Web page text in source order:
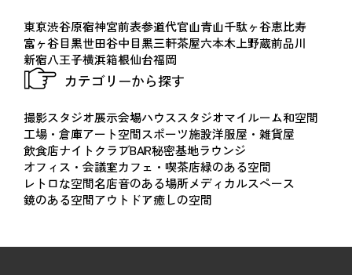
東京渋谷原宿神宮前表参道代官山青山千駄ヶ谷恵比寿
富ヶ谷目黒世田谷中目黒三軒茶屋六本木上野蔵前品川
新宿八王子横浜箱根仙台福岡
カテゴリーから探す
撮影スタジオ展示会場ハウススタジオマイルーム和空間
工場・倉庫アート空間スポーツ施設洋服屋・雑貨屋
飲食店ナイトクラブBAR秘密基地ラウンジ
オフィス・会議室カフェ・喫茶店緑のある空間
レトロな空間名店音のある場所メディカルスペース
鏡のある空間アウトドア癒しの空間